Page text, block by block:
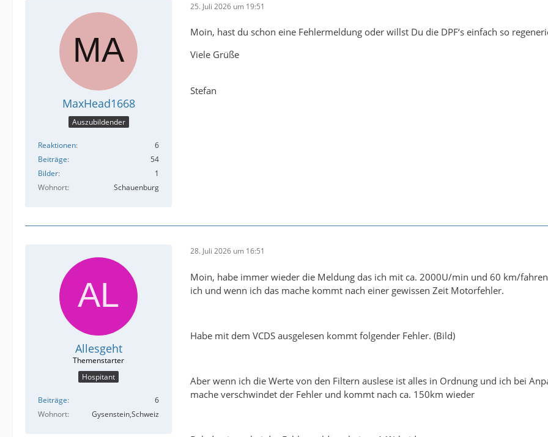
MaxHead1668
Auszubildender
Reaktionen
6
Beiträge
54
Bilder
1
Wohnort
Schauenburg
25. Juli 2026 um 19:51
Moin, hast du schon eine Fehlermeldung oder willst Du die DPF‘s einfach so
Viele Grüße
Stefan
Allesgeht
Hospitant
Beiträge
6
Wohnort
Gysenstein,Schweiz
28. Juli 2026 um 16:51
Moin, habe immer wieder die Meldung das ich mit ca. 2000U/min und 60 km/
ich und wenn ich das mache kommt nach einer gewissen Zeit Motorfehler.
Habe mit dem VCDS ausgelesen kommt folgender Fehler. (Bild)
Aber wenn ich die Werte von den Filtern auslese ist alles in Ordnung und ich bei
mache verschwindet der Fehler und kommt nach ca. 150km wieder